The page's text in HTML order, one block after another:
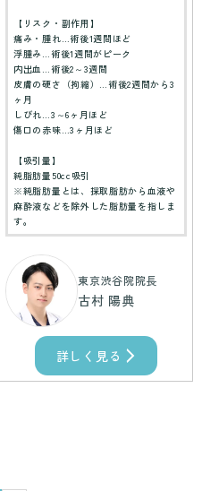
【リスク・副作用】
痛み・腫れ…術後1週間ほど
浮腫み…術後1週間がピーク
内出血…術後2～3週間
皮膚の硬さ（拘縮）…術後2週間から3
ヶ月
しびれ…3～6ヶ月ほど
傷口の赤味…3ヶ月ほど
【吸引量】
純脂肪量50cc吸引
※純脂肪量とは、採取脂肪から血液や
麻酔液などを除外した脂肪量を指しま
す。
東京渋谷院院長
古村 陽典
詳しく見る